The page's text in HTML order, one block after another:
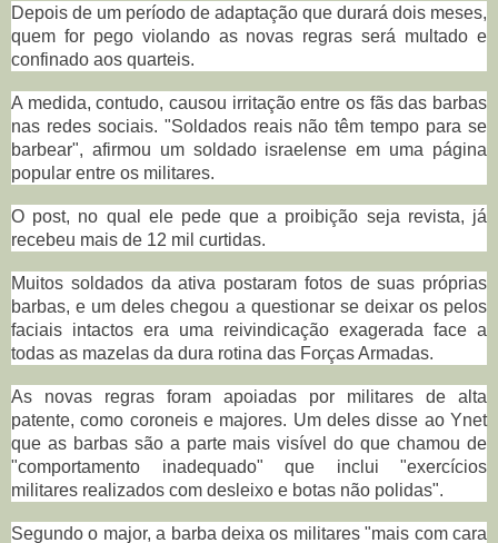
Depois de um período de adaptação que durará dois meses,
quem for pego violando as novas regras será multado e
confinado aos quarteis.
A medida, contudo, causou irritação entre os fãs das barbas
nas redes sociais. "Soldados reais não têm tempo para se
barbear", afirmou um soldado israelense em uma página
popular entre os militares.
O post, no qual ele pede que a proibição seja revista, já
recebeu mais de 12 mil curtidas.
Muitos soldados da ativa postaram fotos de suas próprias
barbas, e um deles chegou a questionar se deixar os pelos
faciais intactos era uma reivindicação exagerada face a
todas as mazelas da dura rotina das Forças Armadas.
As novas regras foram apoiadas por militares de alta
patente, como coroneis e majores. Um deles disse ao Ynet
que as barbas são a parte mais visível do que chamou de
"comportamento inadequado" que inclui "exercícios
militares realizados com desleixo e botas não polidas".
Segundo o major, a barba deixa os militares "mais com cara